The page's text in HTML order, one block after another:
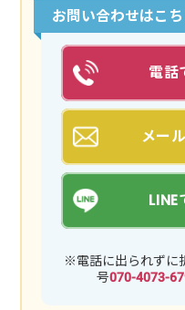
お問い合わせはこ
電話
メー
※電話に出られずに
号070-4073-